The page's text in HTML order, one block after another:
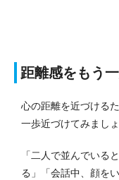
距離感をもう
心の距離を近づける
一歩近づけてみましょ
「二人で並んでいる
る」「会話中、顔を